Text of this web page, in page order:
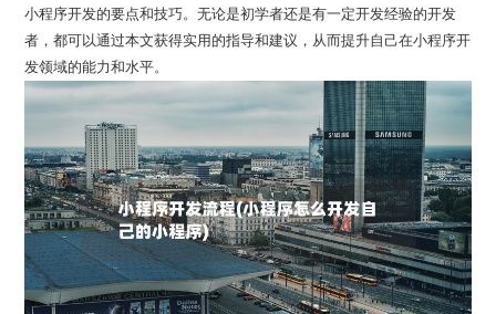
联系我们
小程序开发的要点和技巧。无论是初学者还是有一定开发经验的开发
者，都可以通过本文获得实用的指导和建议，从而提升自己在小程序开
发领域的能力和水平。